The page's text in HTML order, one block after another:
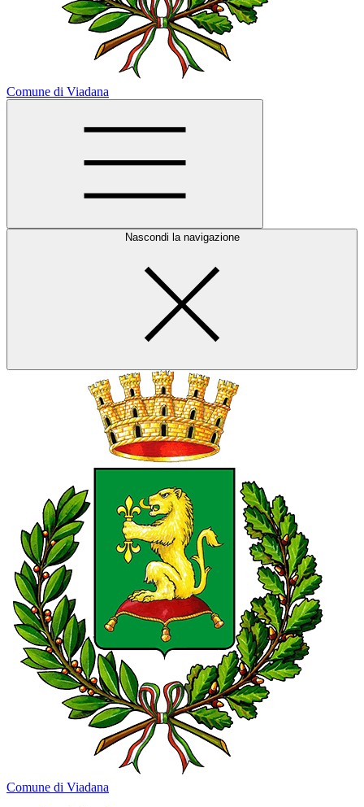
Comune di Viadana
Nascondi la navigazione
Comune di Viadana